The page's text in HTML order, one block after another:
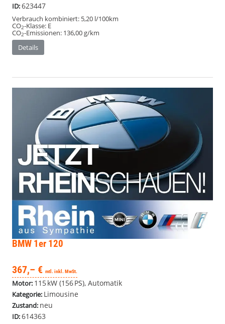
ID:623447
Verbrauch kombiniert: 5,20 l/100km
CO2-Klasse: E
CO2-Emissionen: 136,00 g/km
Details
BMW 1er 120
367,– € mtl. inkl. MwSt.
Motor: 115 kW (156 PS), Automatik
Kategorie: Limousine
Zustand: neu
ID:614363